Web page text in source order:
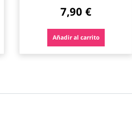
7,90 €
Añadir al carrito